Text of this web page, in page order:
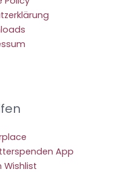
App
Wishlist